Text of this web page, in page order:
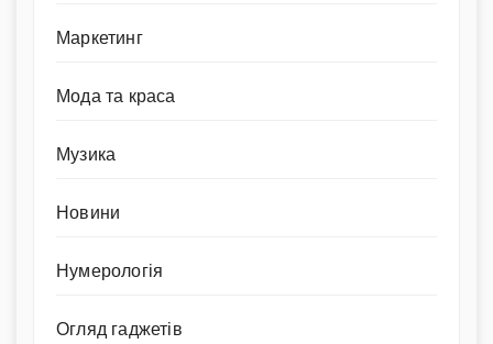
Маркетинг
Мода та краса
Музика
Новини
Нумерологія
Огляд гаджетів